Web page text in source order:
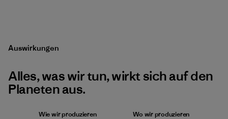
Auswirkungen
Alles, was wir tun, wirkt sich auf den
Planeten aus.
Wie wir produzieren Wo wir produzieren